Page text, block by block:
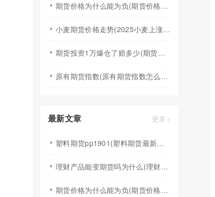
期货价格为什么能为负(期货价格为什么能为负数呢)
小麦期货价格走势(2025小麦上涨最佳时间)
期货投资1万爆仓了赔多少(期货投资1万爆仓了赔多少钱)
原有期货指数(原有期货指数怎么算)
最新文章 更多>
塑料期货pp1901(塑料期货最新行情)
理财产品能变期货吗为什么(理财产品能变期货吗为什么不能买)
期货价格为什么能为负(期货价格为什么能为负数呢)